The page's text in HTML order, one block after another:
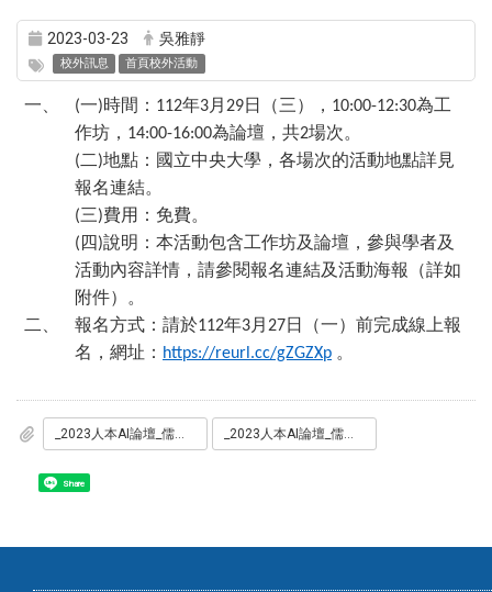
2023-03-23 吳雅靜
校外訊息 首頁校外活動
一、 (一)時間： 112年3月 29日（三）， 10:00-12:30為工
作坊， 14:00-16:00為論壇，共2場次。
(二)地點：國立中央大學，各場次的活動地點詳見
報名連結。
(三)費用：免費。
( 四)說明：本活動包含工作坊及論壇，參與學者及
活動內容詳情，請參閱報名連結及活動海報（詳如
附件）。
二、
報名方式：請於112年3月 27日（一）前完成線上報
名，網址： https://reurl.cc/gZGZXp 。
_2023人本AI論壇_儒學視野下的AI發展_1.pdf _2023人本AI論壇_儒學視野下的AI發展_2.pdf
Share